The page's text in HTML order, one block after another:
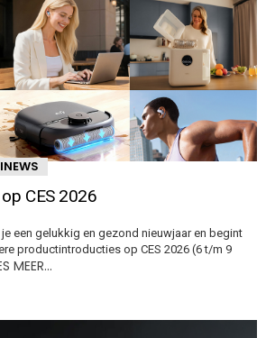
CES 2026
een gelukkig en gezond nieuwjaar en begint
productintroducties op CES 2026 (6 t/m 9
MEER…